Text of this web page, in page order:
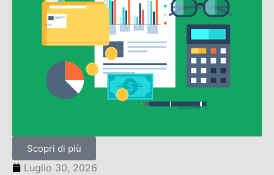
Scopri di più
Luglio 30, 2026